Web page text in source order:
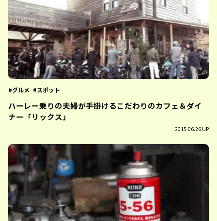
グルメ スポット
ハーレー乗りの夫婦が手掛けるこだわりのカフェ＆ダイ
ナー「リックス」
2015.06.26 UP